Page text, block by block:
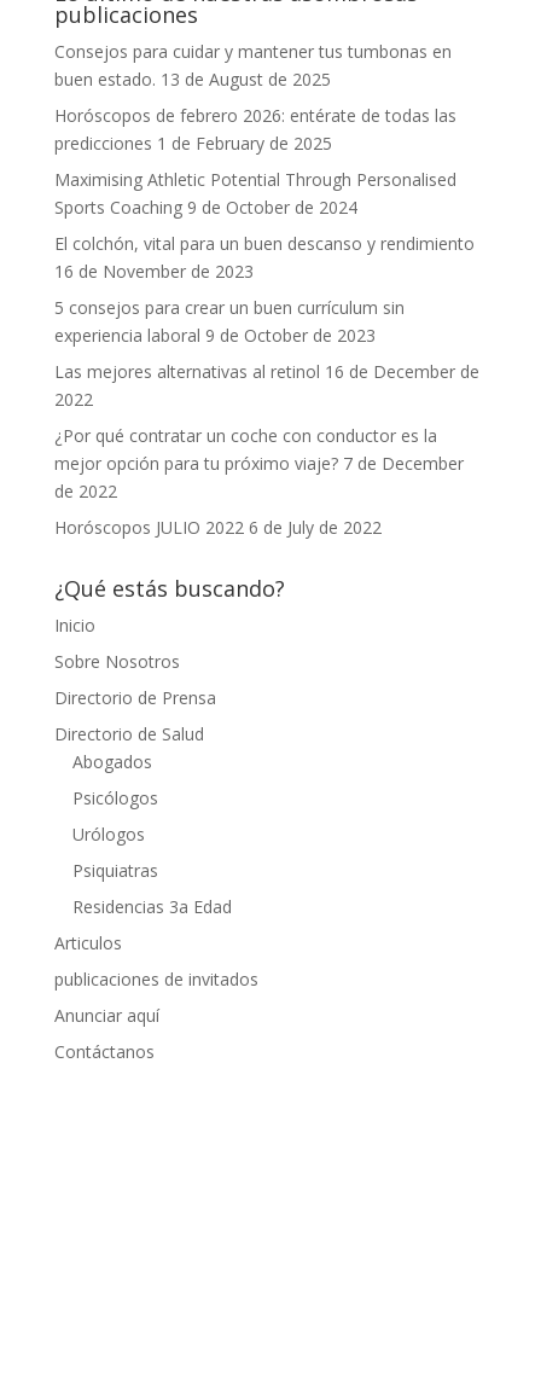
publicaciones
Consejos para cuidar y mantener tus tumbonas en
buen estado. 13 de August de 2025
Horóscopos de febrero 2026: entérate de todas las
predicciones 1 de February de 2025
Maximising Athletic Potential Through Personalised
Sports Coaching 9 de October de 2024
El colchón, vital para un buen descanso y rendimiento
16 de November de 2023
5 consejos para crear un buen currículum sin
experiencia laboral 9 de October de 2023
Las mejores alternativas al retinol 16 de December de
2022
¿Por qué contratar un coche con conductor es la
mejor opción para tu próximo viaje? 7 de December
de 2022
Horóscopos JULIO 2022 6 de July de 2022
¿Qué estás buscando?
Inicio
Sobre Nosotros
Directorio de Prensa
Directorio de Salud
Abogados
Psicólogos
Urólogos
Psiquiatras
Residencias 3a Edad
Articulos
publicaciones de invitados
Anunciar aquí
Contáctanos